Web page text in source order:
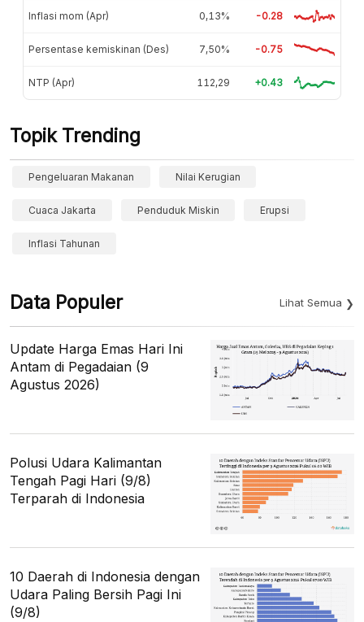
Inflasi mom (Apr) 0,13% -0.28
Persentase kemiskinan (Des) 7,50% -0.75
NTP (Apr) 112,29 +0.43
Topik Trending
Pengeluaran Makanan Nilai Kerugian
Cuaca Jakarta Penduduk Miskin Erupsi
Inflasi Tahunan
Data Populer Lihat Semua
Update Harga Emas Hari Ini
Antam di Pegadaian (9
Agustus 2026)
Polusi Udara Kalimantan
Tengah Pagi Hari (9/8)
Terparah di Indonesia
10 Daerah di Indonesia dengan
Udara Paling Bersih Pagi Ini
(9/8)